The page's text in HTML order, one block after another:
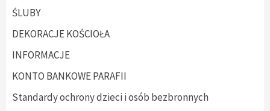
ŚLUBY
DEKORACJE KOŚCIOŁA
INFORMACJE
KONTO BANKOWE PARAFII
Standardy ochrony dzieci i osób bezbronnych